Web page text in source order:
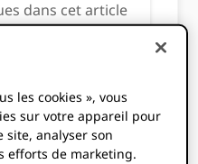
dans cet article
size="thumbnail"
de
l'Australian
les cookies », vous
sur votre appareil pour
analyser son
efforts de marketing.